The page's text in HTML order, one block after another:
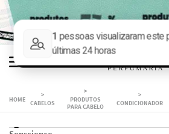
CABELOS
PRODUTOS
PARA CABELO
CONDICIONADOR